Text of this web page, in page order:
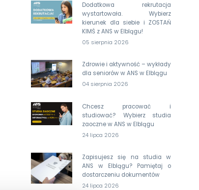
Dodatkowa rekrutacja
wystartowała. Wybierz
kierunek dla siebie i ZOSTAŃ
KIMŚ z ANS w Elblągu!
05 sierpnia 2026
Zdrowie i aktywność – wykłady
dla seniorów w ANS w Elblągu
04 sierpnia 2026
Chcesz pracować i
studiować? Wybierz studia
zaoczne w ANS w Elblągu
24 lipca 2026
Zapisujesz się na studia w
ANS w Elblągu? Pamiętaj o
dostarczeniu dokumentów
24 lipca 2026